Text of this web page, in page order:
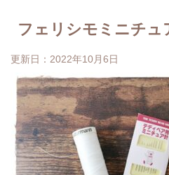
フェリシモミニチ
更新日： 2022年10月6日